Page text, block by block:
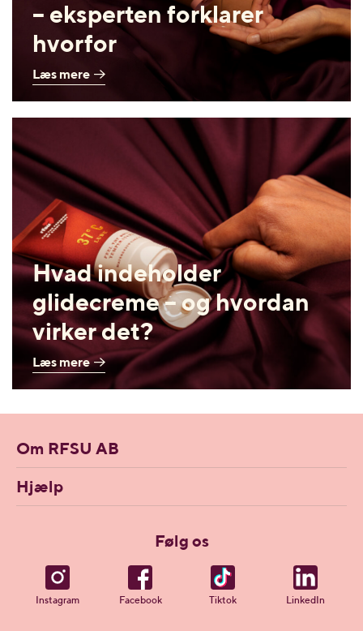
– eksperten forklarer
hvorfor
Læs mere
Hvad indeholder
glidecreme – og hvordan
virker det?
Læs mere
Om RFSU AB
Hjælp
Følg os
Instagram Facebook Tiktok LinkedIn